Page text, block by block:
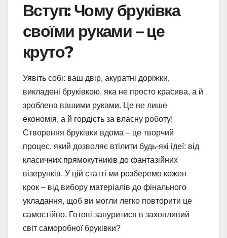
Вступ: Чому бруківка
своїми руками – це
круто?
Уявіть собі: ваш двір, акуратні доріжки,
викладені бруківкою, яка не просто красива, а й
зроблена вашими руками. Це не лише
економія, а й гордість за власну роботу!
Створення бруківки вдома – це творчий
процес, який дозволяє втілити будь-які ідеї: від
класичних прямокутників до фантазійних
візерунків. У цій статті ми розберемо кожен
крок – від вибору матеріалів до фінального
укладання, щоб ви могли легко повторити це
самостійно. Готові зануритися в захопливий
світ саморобної бруківки?